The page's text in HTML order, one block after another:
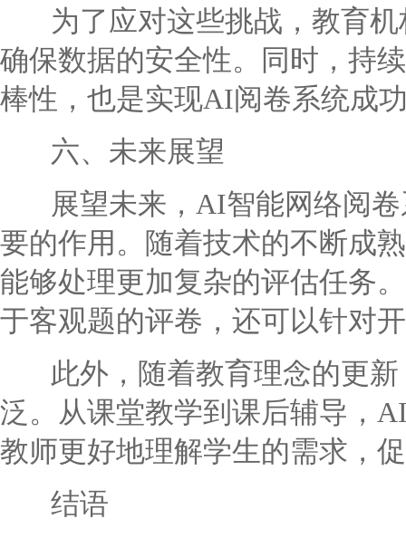
为了应对这些挑战，教育机
确保数据的安全性。同时，持
棒性，也是实现AI阅卷系统成
六、未来展望
展望未来，AI智能网络阅卷
要的作用。随着技术的不断成
能够处理更加复杂的评估任务
于客观题的评卷，还可以针对
此外，随着教育理念的更新
泛。从课堂教学到课后辅导，
教师更好地理解学生的需求，
结语